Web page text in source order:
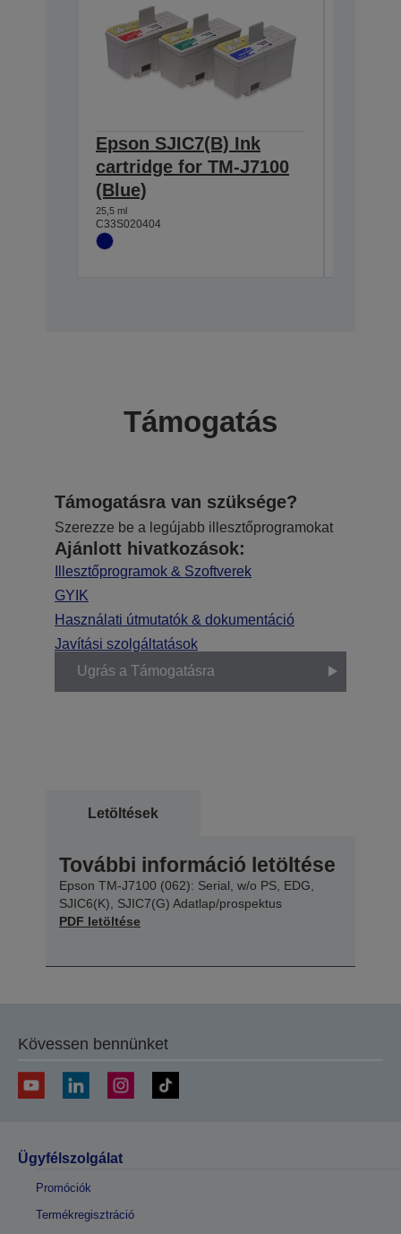
Epson SJIC7(B) Ink
cartridge for TM-J7100
(Blue)
25,5 ml
C33S020404
Támogatás
Támogatásra van szüksége?
Szerezze be a legújabb illesztőprogramokat
Ajánlott hivatkozások:
Illesztőprogramok & Szoftverek
GYIK
Használati útmutatók & dokumentáció
Javítási szolgáltatások
Ugrás a Támogatásra
Letöltések
További információ letöltése
Epson TM-J7100 (062): Serial, w/o PS, EDG,
SJIC6(K), SJIC7(G) Adatlap/prospektus
PDF letöltése
Kövessen bennünket
Ügyfélszolgálat
Promóciók
Termékregisztráció